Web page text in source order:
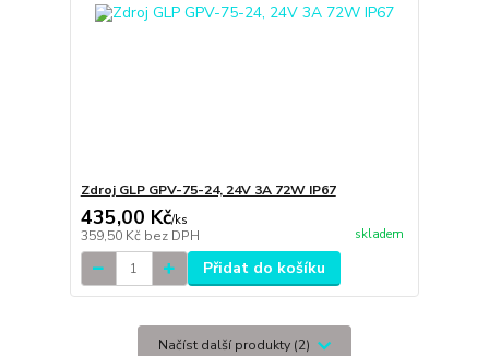
Zdroj GLP GPV-75-24, 24V 3A 72W IP67
435,00 Kč/ks
359,50 Kč bez DPH skladem
Přidat do košíku
Načíst další produkty (2)